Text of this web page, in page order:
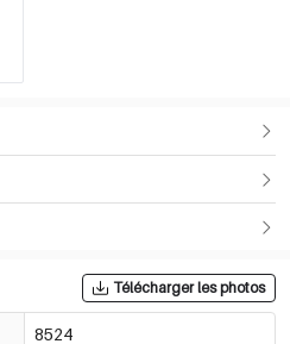
Télécharger les photos
8524